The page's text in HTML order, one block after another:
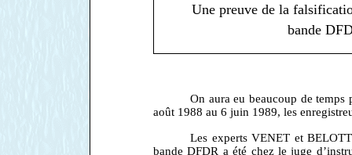
Une preuve de la
bande
On aura eu beaucoup de
août 1988 au 6 juin 1989, les
Les experts VENET et
bande DFDR a été chez le juge